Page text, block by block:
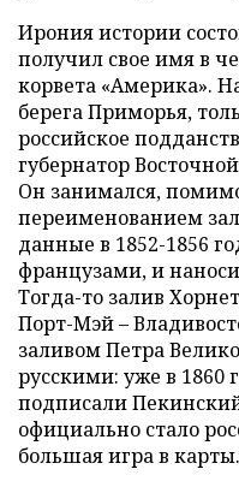
Ирония истории
получил свое имя в
корвета «Америка».
берега Приморья,
российское
губернатор
Он занимался,
переименованием
данные в 1852-1856
французами, и
Тогда-то залив
Порт-Мэй –
заливом Петра
русскими: уже в 1860
подписали
официально стало
большая игра в